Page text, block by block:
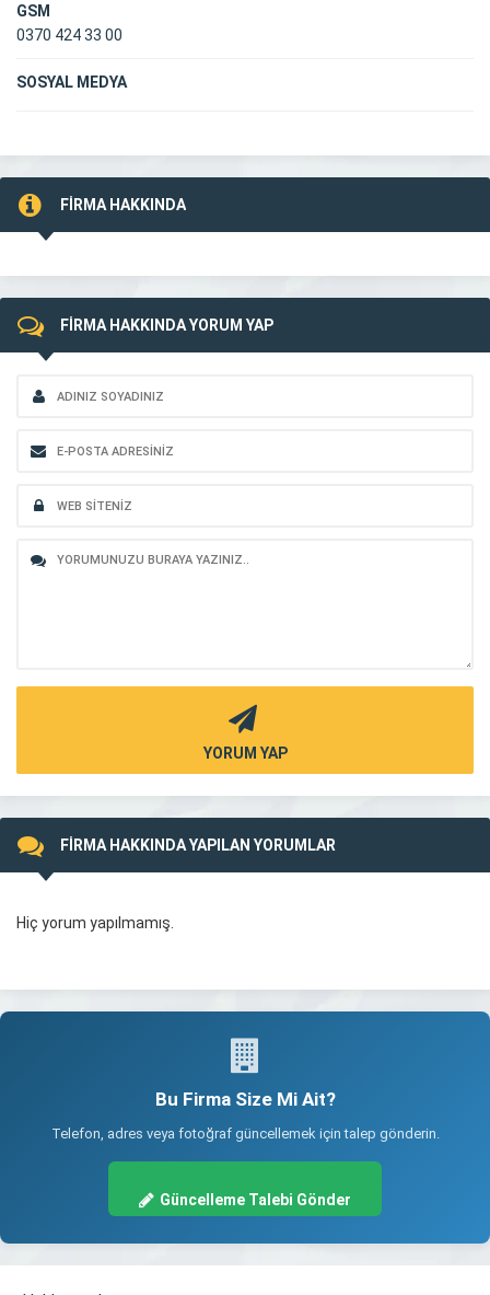
GSM
0370 424 33 00
SOSYAL MEDYA
FİRMA HAKKINDA
FİRMA HAKKINDA YORUM YAP
YORUM YAP
FİRMA HAKKINDA YAPILAN YORUMLAR
Hiç yorum yapılmamış.
Bu Firma Size Mi Ait?
Telefon, adres veya fotoğraf güncellemek için talep gönderin.
Güncelleme Talebi Gönder